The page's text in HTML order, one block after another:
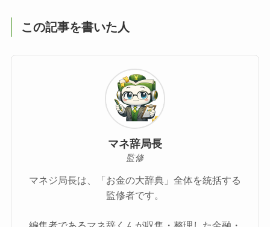
この記事を書いた人
マネ辞局長
監修
マネジ局長は、「お金の大辞典」全体を統括する
監修者です。